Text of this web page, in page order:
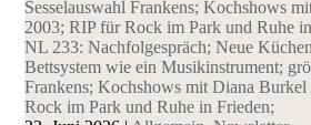
NL 233: Nachfolgespräch; Neue
Bettsystem wie ein Musikinstrument;
Frankens; Kochshows mit Diana
Rock im Park und Ruhe in Frieden;